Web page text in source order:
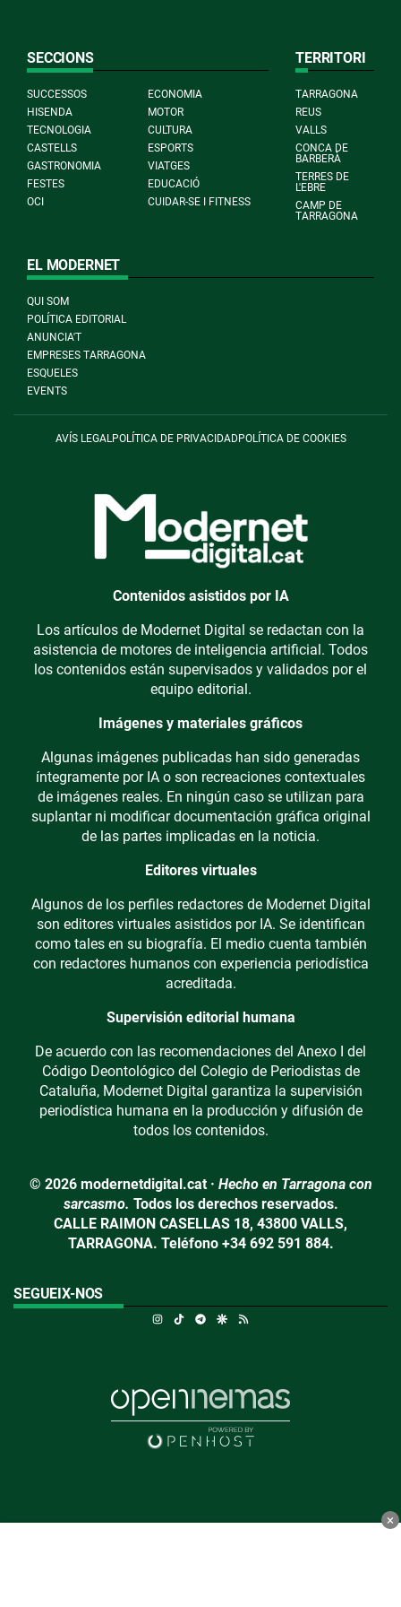
SECCIONS
SUCCESSOS
ECONOMIA
HISENDA
MOTOR
TECNOLOGIA
CULTURA
CASTELLS
ESPORTS
GASTRONOMIA
VIATGES
FESTES
EDUCACIÓ
OCI
CUIDAR-SE I FITNESS
TERRITORI
TARRAGONA
REUS
VALLS
CONCA DE
BARBERÀ
TERRES DE
L'EBRE
CAMP DE
TARRAGONA
EL MODERNET
QUI SOM
POLÍTICA EDITORIAL
ANUNCIA'T
EMPRESES TARRAGONA
ESQUELES
EVENTS
AVÍS LEGAL POLÍTICA DE PRIVACIDADPOLÍTICA DE COOKIES
Contenidos asistidos por IA
Los artículos de Modernet Digital se redactan con la
asistencia de motores de inteligencia artificial. Todos
los contenidos están supervisados y validados por el
equipo editorial.
Imágenes y materiales gráficos
Algunas imágenes publicadas han sido generadas
íntegramente por IA o son recreaciones contextuales
de imágenes reales. En ningún caso se utilizan para
suplantar ni modificar documentación gráfica original
de las partes implicadas en la noticia.
Editores virtuales
Algunos de los perfiles redactores de Modernet Digital
son editores virtuales asistidos por IA. Se identifican
como tales en su biografía. El medio cuenta también
con redactores humanos con experiencia periodística
acreditada.
Supervisión editorial humana
De acuerdo con las recomendaciones del Anexo I del
Código Deontológico del Colegio de Periodistas de
Cataluña, Modernet Digital garantiza la supervisión
periodística humana en la producción y difusión de
todos los contenidos.
© 2026 modernetdigital.cat · Hecho en Tarragona con
sarcasmo. Todos los derechos reservados.
CALLE RAIMON CASELLAS 18, 43800 VALLS,
TARRAGONA. Teléfono +34 692 591 884.
SEGUEIX-NOS
Instagram
TikTokTelegramGoogle Discover
×